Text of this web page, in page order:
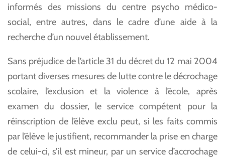
informés des missions du centre psycho médico-
social, entre autres, dans le cadre d’une aide à la
recherche d’un nouvel établissement.
Sans préjudice de l’article 31 du décret du 12 mai 2004
portant diverses mesures de lutte contre le décrochage
scolaire, l’exclusion et la violence à l’école, après
examen du dossier, le service compétent pour la
réinscription de l’élève exclu peut, si les faits commis
par l’élève le justifient, recommander la prise en charge
de celui-ci, s’il est mineur, par un service d’accrochage